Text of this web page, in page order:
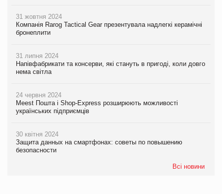
31 жовтня 2024
Компанія Rarog Tactical Gear презентувала надлегкі керамічні
бронеплити
31 липня 2024
Напівфабрикати та консерви, які стануть в пригоді, коли довго
нема світла
24 червня 2024
Meest Пошта і Shop-Express розширюють можливості
українських підприємців
30 квітня 2024
Защита данных на смартфонах: советы по повышению
безопасности
Всі новини